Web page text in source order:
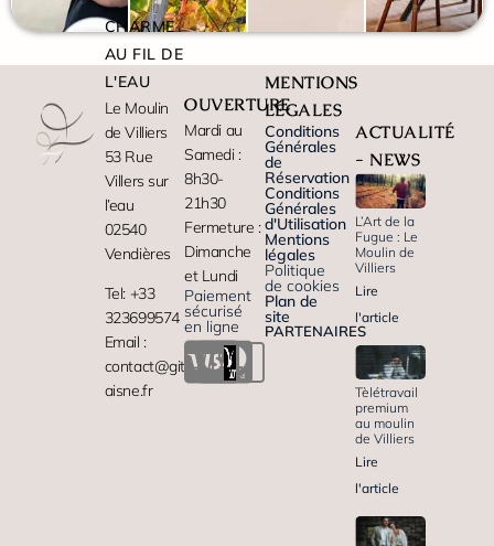
CHARME
AU FIL DE
L'EAU
Le Moulin
de Villiers
53 Rue
Villers sur
l’eau
02540
Vendières
Tel: +33
323699574
Email :
contact@gite-
aisne.fr
OUVERTURE
Mardi au
Samedi :
8h30-
21h30
Fermeture :
Dimanche
et Lundi
Paiement
sécurisé
en ligne
MENTIONS
LÉGALES
Conditions
Générales
de
Réservation
Conditions
Générales
d'Utilisation
Mentions
légales
Politique
de cookies
Plan de
site
PARTENAIRES
ACTUALITÉ
- NEWS
L’Art de la
Fugue : Le
Moulin de
Villiers
Lire
l'article
Tèlétravail
premium
au moulin
de Villiers
Lire
l'article